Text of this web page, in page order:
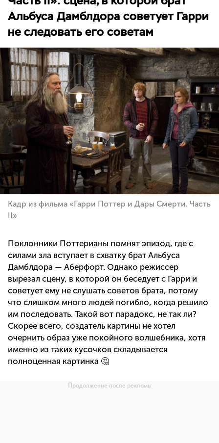
Альбуса Дамблдора советует Гарри
не следовать его советам
Кадр из фильма «Гарри Поттер и Дары Смерти. Часть
II»
Поклонники Поттерианы помнят эпизод, где с
силами зла вступает в схватку брат Альбуса
Дамблдора — Аберфорт. Однако режиссер
вырезал сцену, в которой он беседует с Гарри и
советует ему не слушать советов брата, потому
что слишком много людей погибло, когда решило
им последовать. Такой вот парадокс, не так ли?
Скорее всего, создатель картины не хотел
очернить образ уже покойного волшебника, хотя
именно из таких кусочков складывается
полноценная картинка 🤔